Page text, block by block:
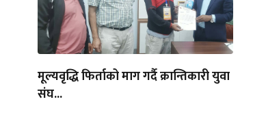
मूल्यवृद्धि फिर्ताको माग गर्दै क्रान्तिकारी युवा
संघ...